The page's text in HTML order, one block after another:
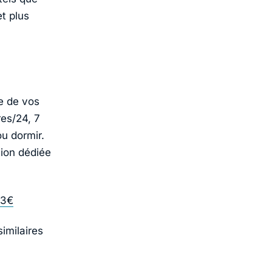
plus
de vos
24, 7
dormir.
dédiée